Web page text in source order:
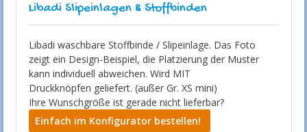
Libadi Slipeinlagen & Stoffbinden
Libadi waschbare Stoffbinde / Slipeinlage. Das Foto
zeigt ein Design-Beispiel, die Platzierung der Muster
kann individuell abweichen. Wird MIT
Druckknöpfen geliefert. (außer Gr. XS mini)
Ihre Wunschgröße ist gerade nicht lieferbar?
Einfach im Konfigurator bestellen!